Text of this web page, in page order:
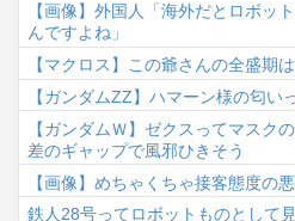
【画像】外国人「海外だとロボッ
んですよね」
【マクロス】この爺さんの全盛期
【ガンダムΖΖ】ハマーン様の匂い
【ガンダムＷ】ゼクスってマスク
差のギャップで風邪ひきそう
【画像】めちゃくちゃ接客態度の
鉄人28号ってロボットものとして